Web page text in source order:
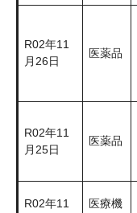
R02年11
月26日
医薬品
R02年11
月25日
医薬品
R02年11
医療機